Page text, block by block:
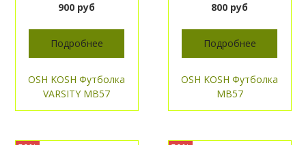
900 руб
Подробнее
OSH KOSH Футболка
VARSITY МВ57
800 руб
Подробнее
OSH KOSH Футболка
МВ57